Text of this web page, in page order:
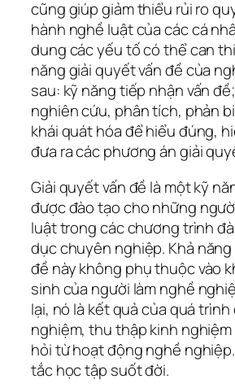
cũng giúp giảm thiểu rủi ro
hành nghề luật của các cá
dung các yếu tố có thể can
năng giải quyết vấn đề của
sau: kỹ năng tiếp nhận vấn
nghiên cứu, phân tích, phản
khái quát hóa để hiểu đúng,
đưa ra các phương án giải
Giải quyết vấn đề là một kỹ
được đào tạo cho những
luật trong các chương trình
dục chuyên nghiệp. Khả
đề này không phụ thuộc vào
sinh của người làm nghề
lại, nó là kết quả của quá
nghiệm, thu thập kinh
hỏi từ hoạt động nghề
tắc học tập suốt đời.